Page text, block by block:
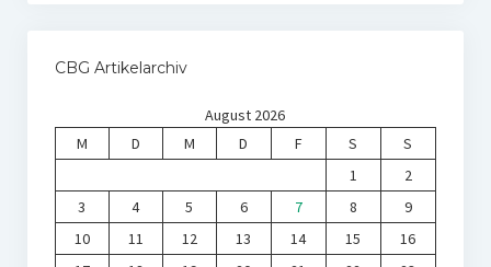
CBG Artikelarchiv
August 2026
M
D M D F S
S
1
2
3
4 5 6 7 8
9
10
11 12 13 14 15
16